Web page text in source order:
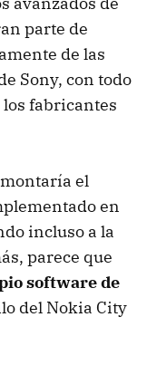
parte de
de las
Sony, con todo
fabricantes
el
en
incluso a la
parece que
software de
del Nokia City